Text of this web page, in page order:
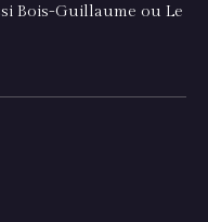
Bois-Guillaume ou Le